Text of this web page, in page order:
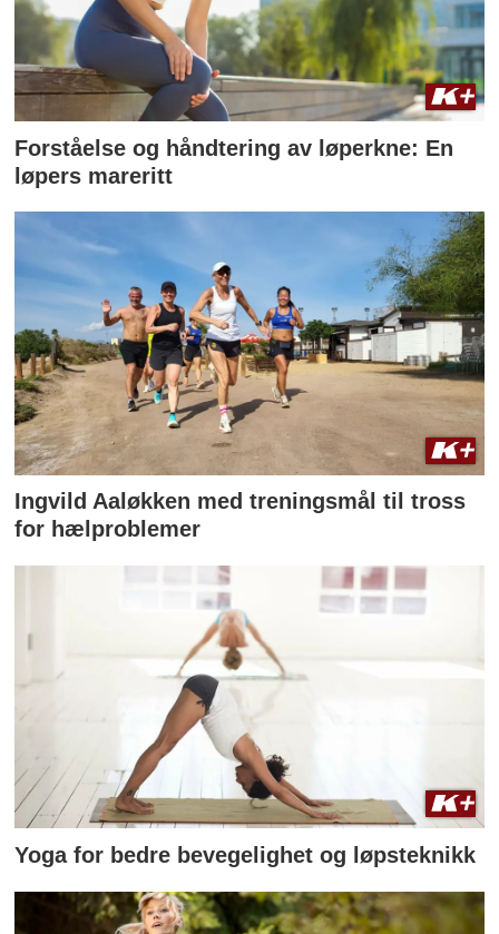
Forståelse og håndtering av løperkne: En
løpers mareritt
Ingvild Aaløkken med treningsmål til tross
for hælproblemer
Yoga for bedre bevegelighet og løpsteknikk